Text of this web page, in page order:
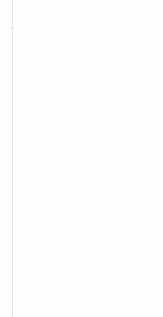
mode sniper di sini bukan
juga penuh trik cerdas dan
Sebelum Sniper Elite 5, Sniper
bikin fans jatuh hati. Berlatar
levelnya besar dan detail.
bikin tiap tembakan harus
teliti. Kill cam ikonik juga tetap
sekaligus satisfying. Bisa main
Bloggermuda rekomendasiin
entry point ke seri Sniper Elite